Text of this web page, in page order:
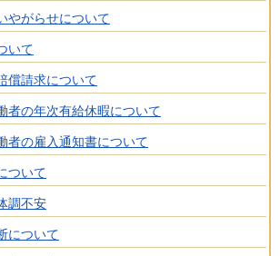
やがらせについて
いて
償請求について
者の年次有給休暇について
者の雇入通知書について
ついて
調不安
について